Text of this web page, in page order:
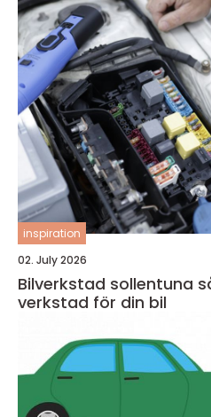
inspiration
02. July 2026
Bilverkstad sollentuna så väljer du rätt
verkstad för din bil